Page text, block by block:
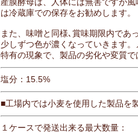
は冷蔵庫での保存をお勧めします。
また、味噌と同様､賞味期限内であ
少しずつ色が濃くなっていきます
特有の現象で、製品の劣化や変質で
塩分：15.5%
■工場内では小麦を使用した製品を
１ケースで発送出来る最大数量：